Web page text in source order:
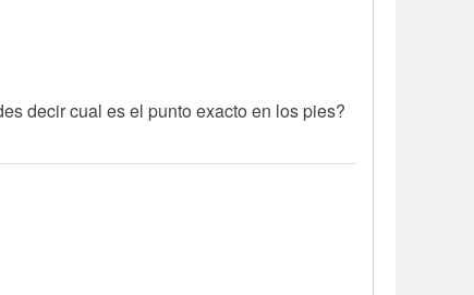
decir cual es el punto exacto en los pies?